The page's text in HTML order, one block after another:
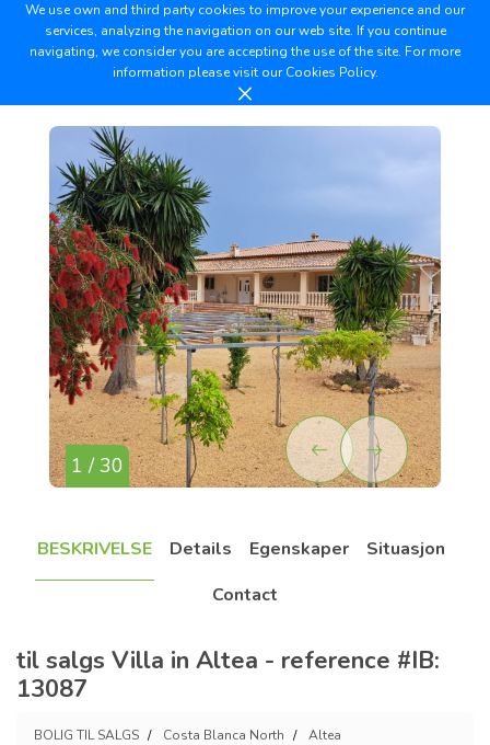
We use own and third party cookies to improve your experience and our
services, analyzing the navigation on our web site. If you continue
navigating, we consider you are accepting the use of the site. For more
information please visit ourCookies Policy.
1 / 30
BESKRIVELSE Details Egenskaper
Situasjon
Contact
til salgs Villa in Altea - reference #IB:
13087
BOLIG TIL SALGS Costa Blanca North Altea